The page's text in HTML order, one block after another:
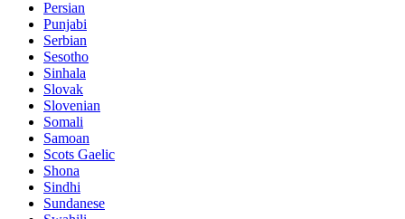
Persian
Punjabi
Serbian
Sesotho
Sinhala
Slovak
Slovenian
Somali
Samoan
Scots Gaelic
Shona
Sindhi
Sundanese